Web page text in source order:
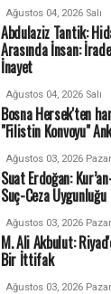
Ağustos 04, 2026 Salı
Abdulaziz Tantik:
Arasında İnsan:
İnayet
Ağustos 04, 2026 Salı
Bosna Hersek'ten
"Filistin Konvoyu"
Ağustos 03, 2026
Suat Erdoğan:
Suç-Ceza Uygunluğu
Ağustos 03, 2026
M. Ali Akbulut:
Bir İttifak
Ağustos 03, 2026